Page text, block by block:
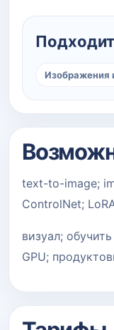
Изображения
text-to-image;
ControlNet;
визуал;
GPU;